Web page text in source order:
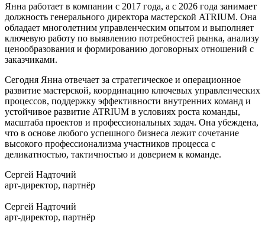
Янна работает в компании с 2017 года, а с 2026 года занимает
должность генерального директора мастерской ATRIUM. Она
обладает многолетним управленческим опытом и выполняет
ключевую работу по выявлению потребностей рынка, анализу
ценообразования и формированию договорных отношений с
заказчиками.
Сегодня Янна отвечает за стратегическое и операционное
развитие мастерской, координацию ключевых управленческих
процессов, поддержку эффективности внутренних команд и
устойчивое развитие ATRIUM в условиях роста команды,
масштаба проектов и профессиональных задач. Она убеждена,
что в основе любого успешного бизнеса лежит сочетание
высокого профессионализма участников процесса с
деликатностью, тактичностью и доверием к команде.
Сергей Надточий
арт-директор, партнёр
Сергей Надточий
арт-директор, партнёр